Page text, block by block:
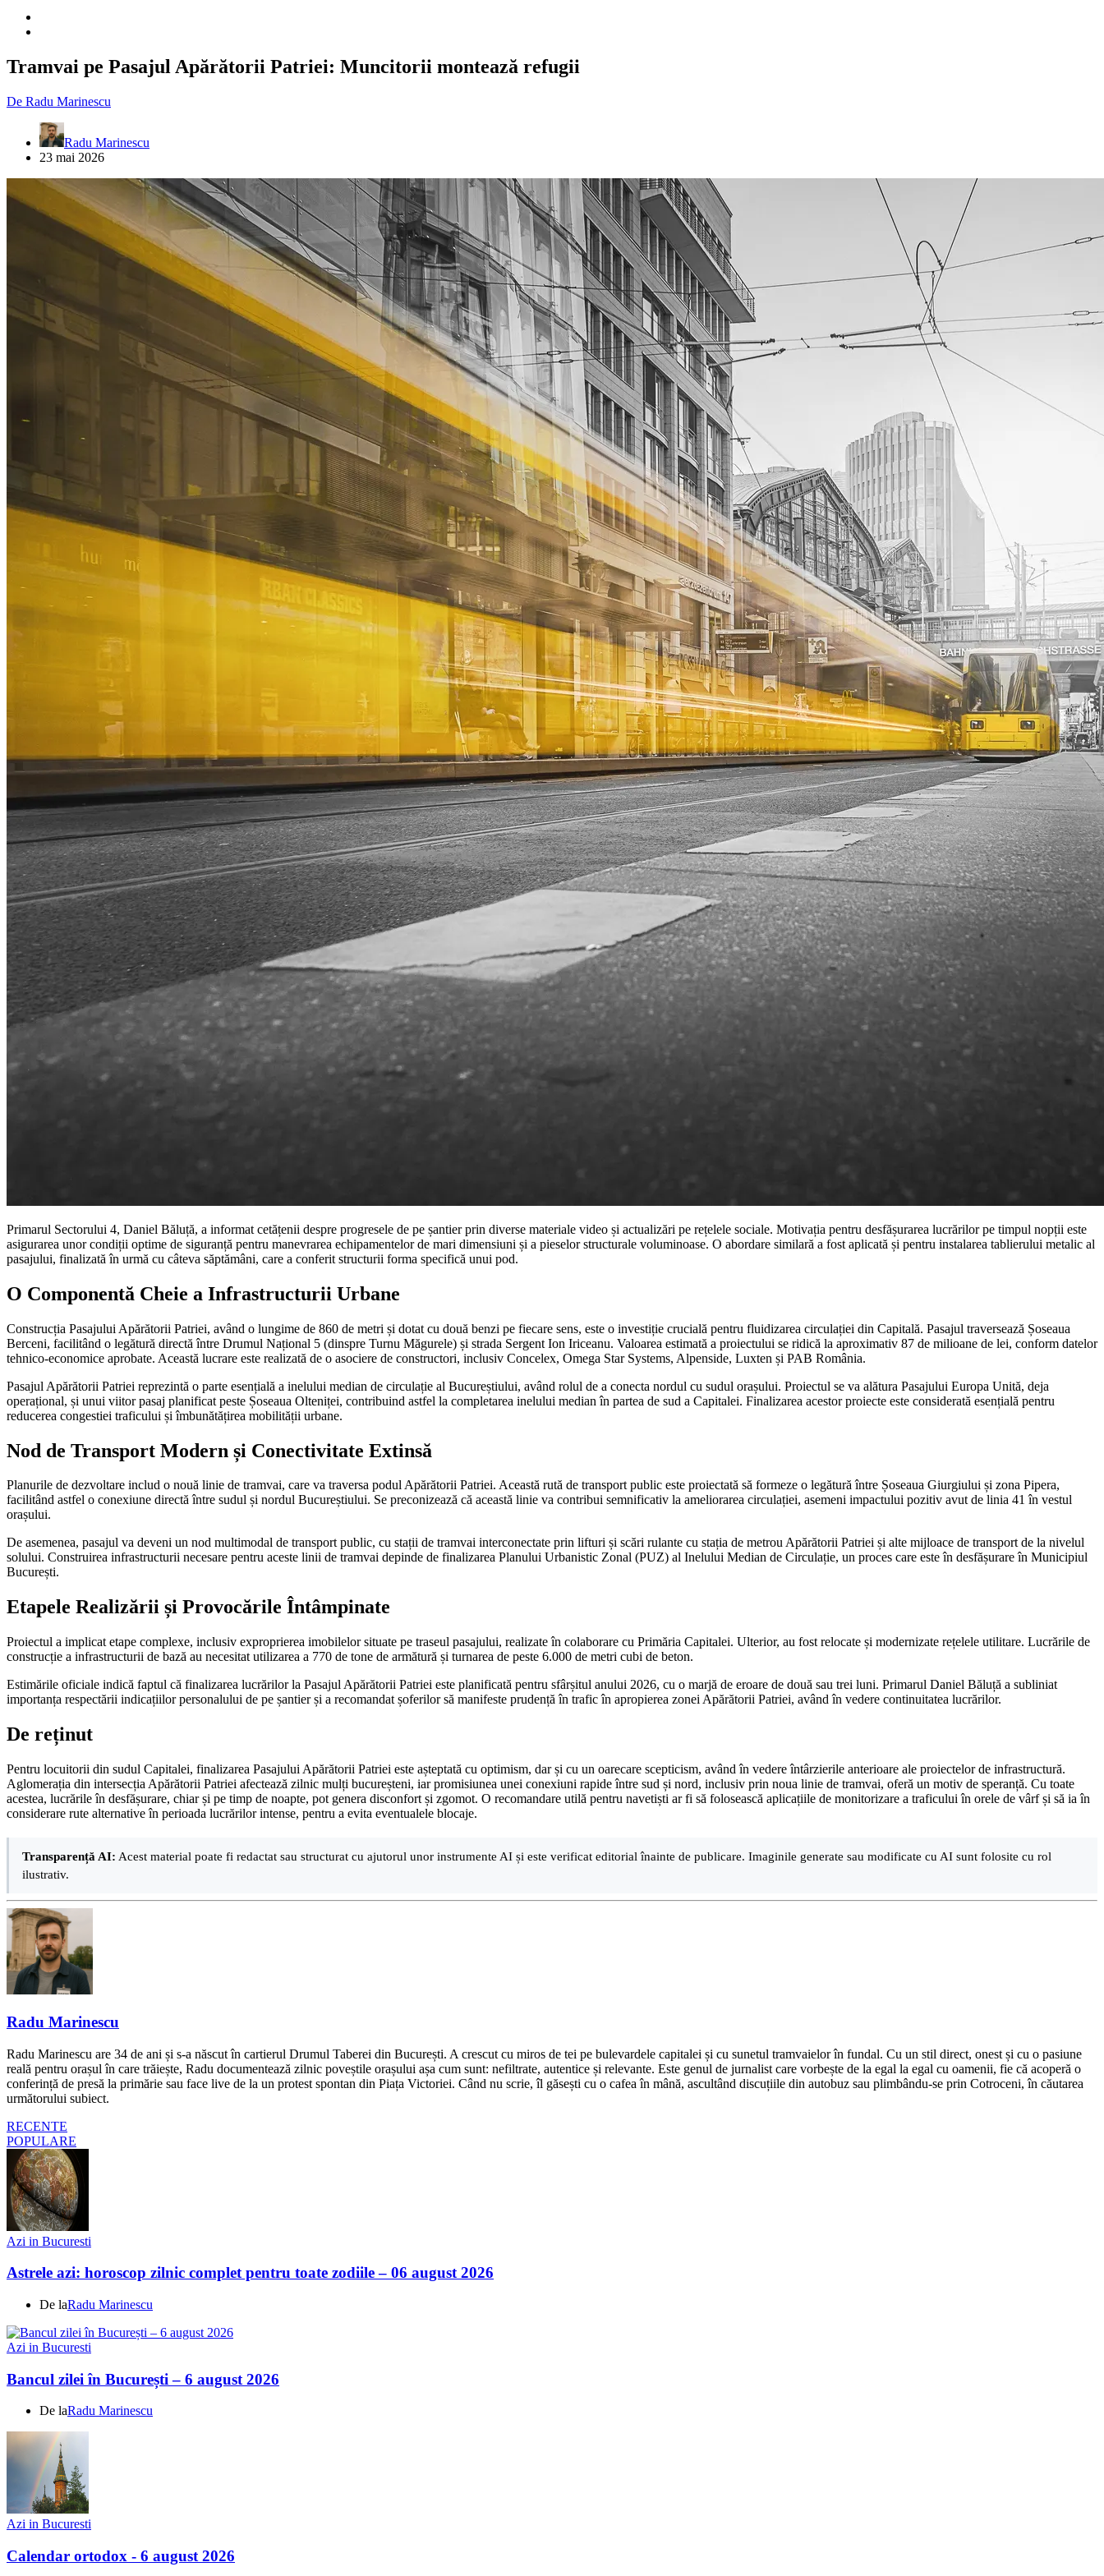
Tramvai pe Pasajul Apărătorii Patriei: Muncitorii montează refugii
De Radu Marinescu
Radu Marinescu
23 mai 2026
Primarul Sectorului 4, Daniel Băluță, a informat cetățenii despre progresele de pe șantier prin diverse materiale video și actualizări pe rețelele sociale. Motivația pentru desfășurarea lucrărilor pe timpul nopții este
asigurarea unor condiții optime de siguranță pentru manevrarea echipamentelor de mari dimensiuni și a pieselor structurale voluminoase. O abordare similară a fost aplicată și pentru instalarea tablierului metalic al
pasajului, finalizată în urmă cu câteva săptămâni, care a conferit structurii forma specifică unui pod.
O Componentă Cheie a Infrastructurii Urbane
Construcția Pasajului Apărătorii Patriei, având o lungime de 860 de metri și dotat cu două benzi pe fiecare sens, este o investiție crucială pentru fluidizarea circulației din Capitală. Pasajul traversează Șoseaua
Berceni, facilitând o legătură directă între Drumul Național 5 (dinspre Turnu Măgurele) și strada Sergent Ion Iriceanu. Valoarea estimată a proiectului se ridică la aproximativ 87 de milioane de lei, conform datelor
tehnico-economice aprobate. Această lucrare este realizată de o asociere de constructori, inclusiv Concelex, Omega Star Systems, Alpenside, Luxten și PAB România.
Pasajul Apărătorii Patriei reprezintă o parte esențială a inelului median de circulație al Bucureștiului, având rolul de a conecta nordul cu sudul orașului. Proiectul se va alătura Pasajului Europa Unită, deja
operațional, și unui viitor pasaj planificat peste Șoseaua Olteniței, contribuind astfel la completarea inelului median în partea de sud a Capitalei. Finalizarea acestor proiecte este considerată esențială pentru
reducerea congestiei traficului și îmbunătățirea mobilității urbane.
Nod de Transport Modern și Conectivitate Extinsă
Planurile de dezvoltare includ o nouă linie de tramvai, care va traversa podul Apărătorii Patriei. Această rută de transport public este proiectată să formeze o legătură între Șoseaua Giurgiului și zona Pipera,
facilitând astfel o conexiune directă între sudul și nordul Bucureștiului. Se preconizează că această linie va contribui semnificativ la ameliorarea circulației, asemeni impactului pozitiv avut de linia 41 în vestul
orașului.
De asemenea, pasajul va deveni un nod multimodal de transport public, cu stații de tramvai interconectate prin lifturi și scări rulante cu stația de metrou Apărătorii Patriei și alte mijloace de transport de la nivelul
solului. Construirea infrastructurii necesare pentru aceste linii de tramvai depinde de finalizarea Planului Urbanistic Zonal (PUZ) al Inelului Median de Circulație, un proces care este în desfășurare în Municipiul
București.
Etapele Realizării și Provocările Întâmpinate
Proiectul a implicat etape complexe, inclusiv exproprierea imobilelor situate pe traseul pasajului, realizate în colaborare cu Primăria Capitalei. Ulterior, au fost relocate și modernizate rețelele utilitare. Lucrările de
construcție a infrastructurii de bază au necesitat utilizarea a 770 de tone de armătură și turnarea de peste 6.000 de metri cubi de beton.
Estimările oficiale indică faptul că finalizarea lucrărilor la Pasajul Apărătorii Patriei este planificată pentru sfârșitul anului 2026, cu o marjă de eroare de două sau trei luni. Primarul Daniel Băluță a subliniat
importanța respectării indicațiilor personalului de pe șantier și a recomandat șoferilor să manifeste prudență în trafic în apropierea zonei Apărătorii Patriei, având în vedere continuitatea lucrărilor.
De reținut
Pentru locuitorii din sudul Capitalei, finalizarea Pasajului Apărătorii Patriei este așteptată cu optimism, dar și cu un oarecare scepticism, având în vedere întârzierile anterioare ale proiectelor de infrastructură.
Aglomerația din intersecția Apărătorii Patriei afectează zilnic mulți bucureșteni, iar promisiunea unei conexiuni rapide între sud și nord, inclusiv prin noua linie de tramvai, oferă un motiv de speranță. Cu toate
acestea, lucrările în desfășurare, chiar și pe timp de noapte, pot genera disconfort și zgomot. O recomandare utilă pentru navetiști ar fi să folosească aplicațiile de monitorizare a traficului în orele de vârf și să ia în
considerare rute alternative în perioada lucrărilor intense, pentru a evita eventualele blocaje.
Transparență AI: Acest material poate fi redactat sau structurat cu ajutorul unor instrumente AI și este verificat editorial înainte de publicare. Imaginile generate sau modificate cu AI sunt folosite cu rol
ilustrativ.
Radu Marinescu
Radu Marinescu are 34 de ani și s-a născut în cartierul Drumul Taberei din București. A crescut cu miros de tei pe bulevardele capitalei și cu sunetul tramvaielor în fundal. Cu un stil direct, onest și cu o pasiune
reală pentru orașul în care trăiește, Radu documentează zilnic poveștile orașului așa cum sunt: nefiltrate, autentice și relevante. Este genul de jurnalist care vorbește de la egal la egal cu oamenii, fie că acoperă o
conferință de presă la primărie sau face live de la un protest spontan din Piața Victoriei. Când nu scrie, îl găsești cu o cafea în mână, ascultând discuțiile din autobuz sau plimbându-se prin Cotroceni, în căutarea
următorului subiect.
RECENTE
POPULARE
Azi in Bucuresti
Astrele azi: horoscop zilnic complet pentru toate zodiile – 06 august 2026
De laRadu Marinescu
Azi in Bucuresti
Bancul zilei în București – 6 august 2026
De laRadu Marinescu
Azi in Bucuresti
Calendar ortodox - 6 august 2026